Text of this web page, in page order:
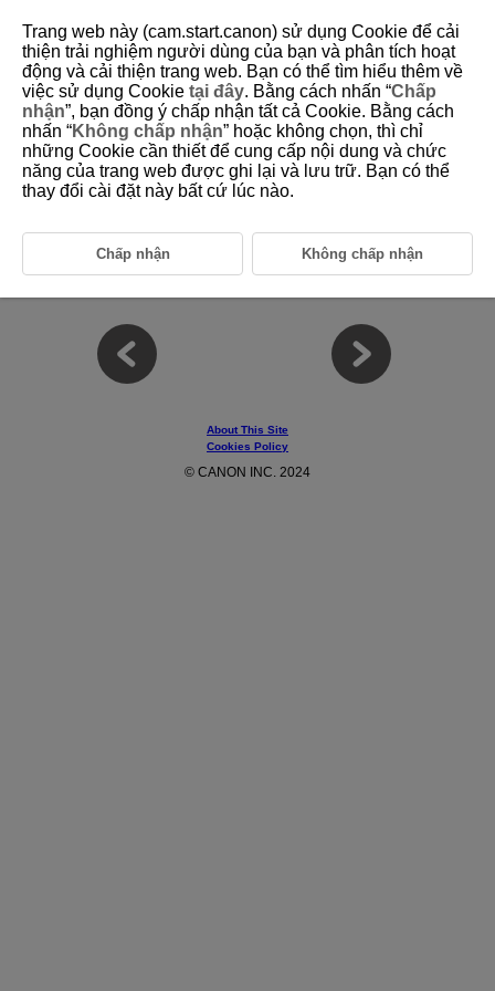
4 Action Priority
This chapter covers the action priority function, which recognizes people
performing actions unique to four sports (soccer, basketball, volleyball,
american football), and prioritizes them as the main subject.
4-2 Action Priority Setting Instructions
4-3 Action Priority Basic Operations
4-4 Usage Examples and Recommended Settings by Scene
About This Site
Cookies Policy
© CANON INC. 2024
Trang web này (cam.start.canon) sử dụng Cookie để cải
thiện trải nghiệm người dùng của bạn và phân tích hoạt
động và cải thiện trang web. Bạn có thể tìm hiểu thêm về
việc sử dụng Cookie tại đây. Bằng cách nhấn “Chấp
nhận”, bạn đồng ý chấp nhận tất cả Cookie. Bằng cách
nhấn “Không chấp nhận” hoặc không chọn, thì chỉ
những Cookie cần thiết để cung cấp nội dung và chức
năng của trang web được ghi lại và lưu trữ. Bạn có thể
thay đổi cài đặt này bất cứ lúc nào.
Chấp nhận Không chấp nhận